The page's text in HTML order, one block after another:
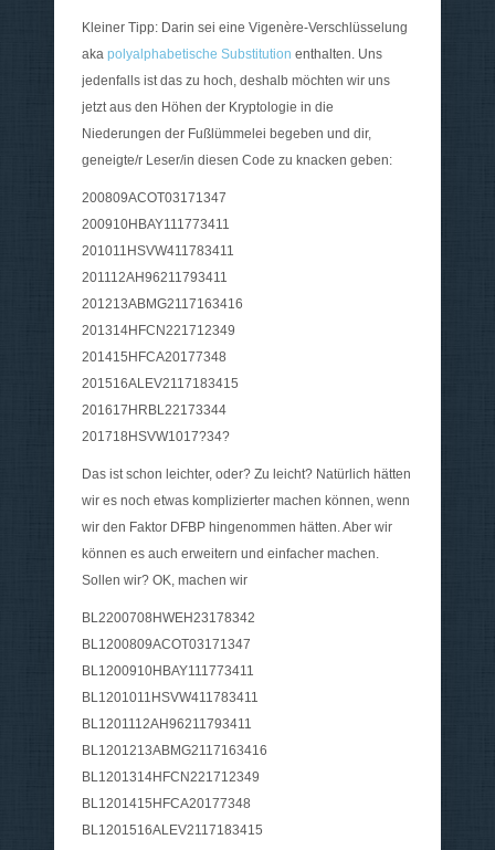
Kleiner Tipp: Darin sei eine Vigenère-Verschlüsselung
aka polyalphabetische Substitution enthalten. Uns
jedenfalls ist das zu hoch, deshalb möchten wir uns
jetzt aus den Höhen der Kryptologie in die
Niederungen der Fußlümmelei begeben und dir,
geneigte/r Leser/in diesen Code zu knacken geben:
200809ACOT03171347
200910HBAY111773411
201011HSVW411783411
201112AH96211793411
201213ABMG2117163416
201314HFCN221712349
201415HFCA20177348
201516ALEV2117183415
201617HRBL22173344
201718HSVW1017?34?
Das ist schon leichter, oder? Zu leicht? Natürlich hätten
wir es noch etwas komplizierter machen können, wenn
wir den Faktor DFBP hingenommen hätten. Aber wir
können es auch erweitern und einfacher machen.
Sollen wir? OK, machen wir
BL2200708HWEH23178342
BL1200809ACOT03171347
BL1200910HBAY111773411
BL1201011HSVW411783411
BL1201112AH96211793411
BL1201213ABMG2117163416
BL1201314HFCN221712349
BL1201415HFCA20177348
BL1201516ALEV2117183415